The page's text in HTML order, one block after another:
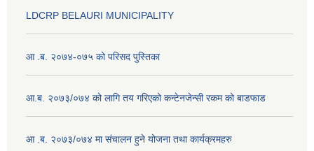
LDCRP BELAURI MUNICIPALITY
आ .ब. २०७४-०७५ को परिसद पुस्तिका
आ.ब. २०७३/०७४ को लागि तय गरिएको कन्टेनजेन्सी रकम को बाडफाड
आ .ब. २०७३/०७४ मा संचालन हुने योजना तथा कार्यक्रमहरु